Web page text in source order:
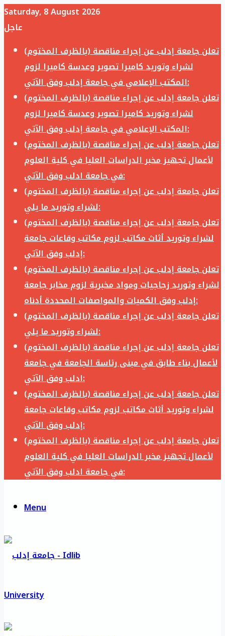
Saturday, 8 August 2026
عاجل
تعلن جامعة إدلب عن إجراء مناقصة (بالظرف المختوم)
لشراء وتوريد كاميرا تصوير وعدسة كاميرا لزوم
المكتب الإعلامي في جامعة إدلب وفق الآتي:
تعلن جامعة إدلب عن إجراء مناقصة (بالظرف المختوم)
لشراء وتوريد كاميرا تصوير وعدسة كاميرا لزوم
المكتب الإعلامي في جامعة إدلب وفق الآتي:
تعلن جامعة إدلب عن إجراء مناقصة (بالظرف المختوم)
لأعمال تجهيز مخبر الدراسات العليا في كلية العلوم
في جامعة ادلب وفق الآتي:
تعلن جامعة إدلب عن إجراء مناقصة (بالظرف المختوم)
لشراء وتوريد ما يلي:
تعلن جامعة إدلب عن إجراء مناقصة (بالظرف المختوم)
لشراء وتوريد أثاث مكاتب لزوم مكاتب وقاعات جامعة
إدلب وفق الآتي:
تعلن جامعة إدلب عن إجراء مناقصة (بالظرف المختوم)
لشراء وتوريد زجاجيات ومواد مخبرية لزوم مخابر جامعة
إدلب وفق الكميات والمواصفات المحددة أدناه:
تعلن جامعة إدلب عن إجراء مناقصة (بالظرف المختوم)
لشراء وتوريد ما يلي:
تعلن جامعة إدلب عن إجراء مناقصة (بالظرف المختوم)
لأعمال بناء طابق في مبنى رئاسة الجامعة في جامعة
ادلب وفق الآتي:
تعلن جامعة إدلب عن إجراء مناقصة (بالظرف المختوم)
لشراء وتوريد أثاث مكاتب لزوم مكاتب وقاعات جامعة
إدلب وفق الآتي:
تعلن جامعة إدلب عن إجراء مناقصة (بالظرف المختوم)
لأعمال تجهيز مخبر الدراسات العليا في كلية العلوم
في جامعة ادلب وفق الآتي:
Menu